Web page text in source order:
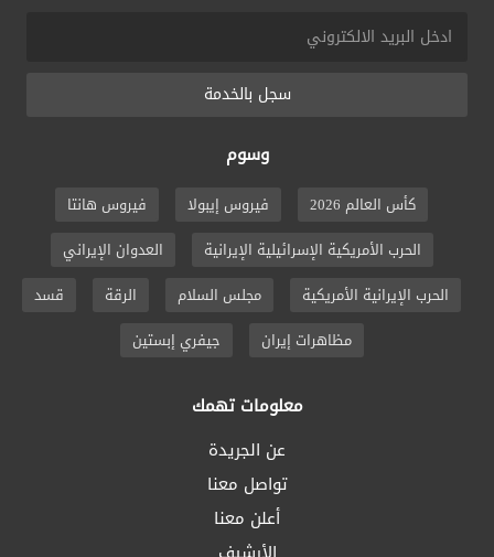
سجل بالخدمة
وسوم
كأس العالم 2026 فيروس إيبولا
فيروس هانتا
الحرب الأمريكية الإسرائيلية الإيرانية
العدوان الإيراني
الحرب الإيرانية الأمريكية
مجلس السلام الرقة
قسد
مظاهرات إيران
جيفري إبستين
معلومات تهمك
عن الجريدة
تواصل معنا
أعلن معنا